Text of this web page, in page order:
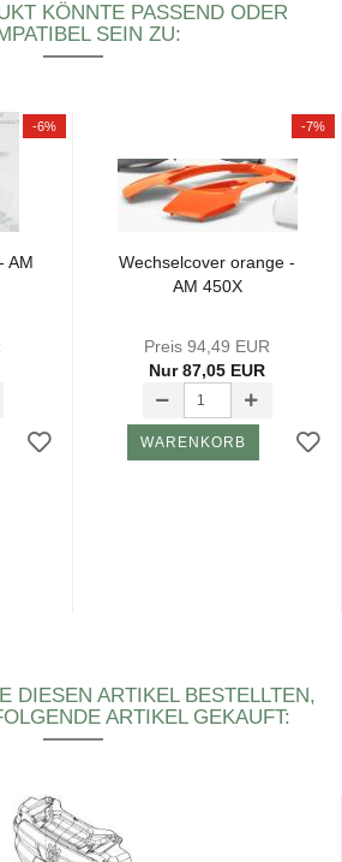
KÖNNTE PASSEND ODER
SEIN ZU:
-6%
AM
-7%
Wech­sel­co­ver oran­ge -
AM 450X
Preis 94,49 EUR
Nur 87,05 EUR
WARENKORB
DIESEN ARTIKEL BESTELLTEN,
ARTIKEL GEKAUFT: